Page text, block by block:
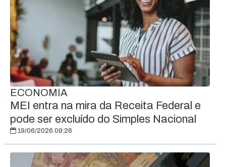
ECONOMIA
MEI entra na mira da Receita Federal e
pode ser excluído do Simples Nacional
19/06/2026 09:26